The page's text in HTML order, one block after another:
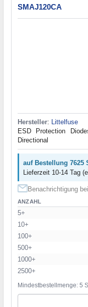
SMAJ120CA
Hersteller:
Littelfuse
ESD Protection
Directional
auf Bestellung 7625
Lieferzeit 10-14 Tag
Benachrichtigung
ANZAHL
5+
10+
100+
500+
1000+
2500+
Mindestbestellmenge: 5